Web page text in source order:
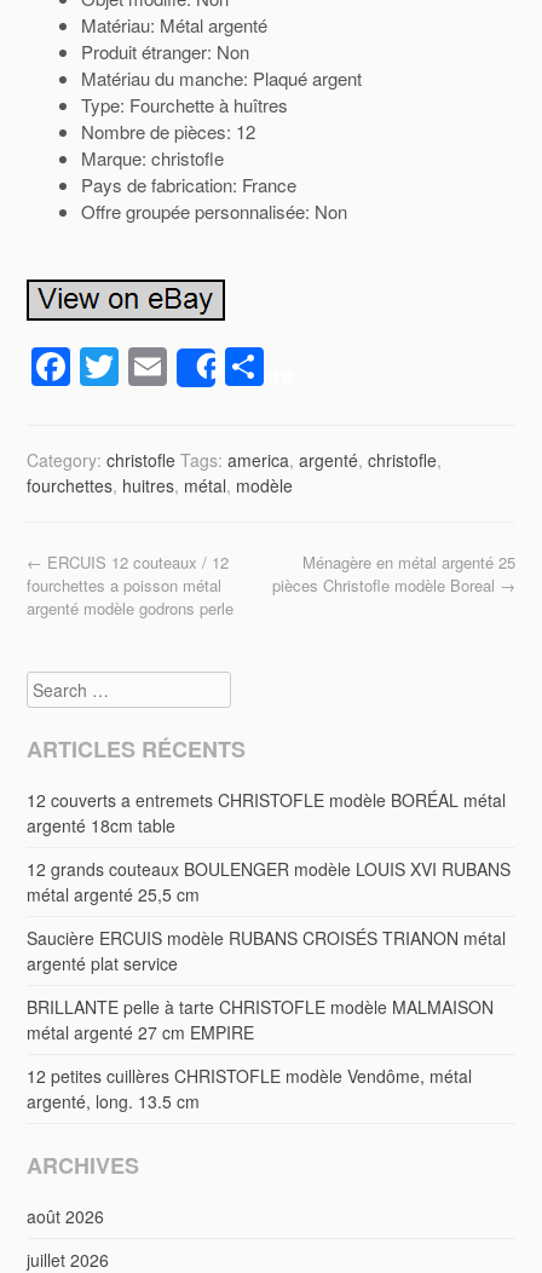
Matériau: Métal argenté
Produit étranger: Non
Matériau du manche: Plaqué argent
Type: Fourchette à huîtres
Nombre de pièces: 12
Marque: christofle
Pays de fabrication: France
Offre groupée personnalisée: Non
F
a
c
e
o
o
T
wi
tt
er
E
m
ail
Share
ta
g
Category:christofle Tags:america,argenté,christofle,
fourchettes, huitres, métal, modèle
Post navigation
← ERCUIS 12 couteaux / 12
fourchettes a poisson métal
argenté modèle godrons perle
Ménagère en métal argenté 25
pièces Christofle modèle Boreal →
Search
ARTICLES RÉCENTS
12 couverts a entremets CHRISTOFLE modèle BORÉAL métal
argenté 18cm table
12 grands couteaux BOULENGER modèle LOUIS XVI RUBANS
métal argenté 25,5 cm
Saucière ERCUIS modèle RUBANS CROISÉS TRIANON métal
argenté plat service
BRILLANTE pelle à tarte CHRISTOFLE modèle MALMAISON
métal argenté 27 cm EMPIRE
12 petites cuillères CHRISTOFLE modèle Vendôme, métal
argenté, long. 13.5 cm
ARCHIVES
août 2026
juillet 2026